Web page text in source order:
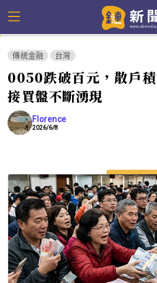
傳統金融 台灣
0050跌破百元，散戶
接買盤不斷湧現
Florence
2026/6/8